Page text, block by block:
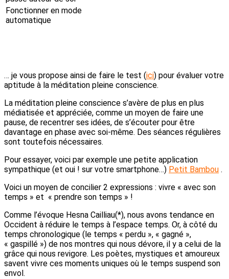
Fonctionner en mode
automatique
… je vous propose ainsi de faire le test (ici) pour évaluer votre
aptitude à la méditation pleine conscience.
La méditation pleine conscience s’avère de plus en plus
médiatisée et appréciée, comme un moyen de faire une
pause, de recentrer ses idées, de s’écouter pour être
davantage en phase avec soi-même. Des séances régulières
sont toutefois nécessaires.
Pour essayer, voici par exemple une petite application
sympathique (et oui ! sur votre smartphone…) Petit Bambou .
Voici un moyen de concilier 2 expressions : vivre « avec son
temps » et « prendre son temps » !
Comme l’évoque Hesna Cailliau(*), nous avons tendance en
Occident à réduire le temps à l’espace temps. Or, à côté du
temps chronologique (le temps « perdu », « gagné »,
« gaspillé ») de nos montres qui nous dévore, il y a celui de la
grâce qui nous revigore. Les poètes, mystiques et amoureux
savent vivre ces moments uniques où le temps suspend son
envol.